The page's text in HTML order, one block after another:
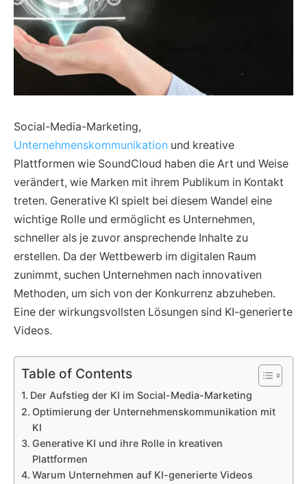
Social-Media-Marketing,
Unternehmenskommunikation und kreative
Plattformen wie SoundCloud haben die Art und Weise
verändert, wie Marken mit ihrem Publikum in Kontakt
treten. Generative KI spielt bei diesem Wandel eine
wichtige Rolle und ermöglicht es Unternehmen,
schneller als je zuvor ansprechende Inhalte zu
erstellen. Da der Wettbewerb im digitalen Raum
zunimmt, suchen Unternehmen nach innovativen
Methoden, um sich von der Konkurrenz abzuheben.
Eine der wirkungsvollsten Lösungen sind KI-generierte
Videos.
Table of Contents
Der Aufstieg der KI im Social-Media-Marketing
Optimierung der Unternehmenskommunikation mit
KI
Generative KI und ihre Rolle in kreativen
Plattformen
Warum Unternehmen auf KI-generierte Videos